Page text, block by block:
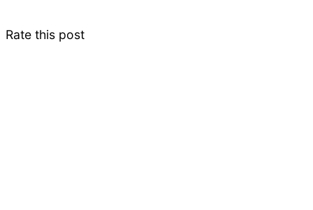
Rate this post